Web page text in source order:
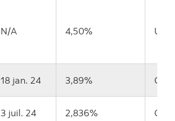
N/A 4,50% USD
18 jan. 24 3,89% CAD
3 juil. 24 2,836% CAD